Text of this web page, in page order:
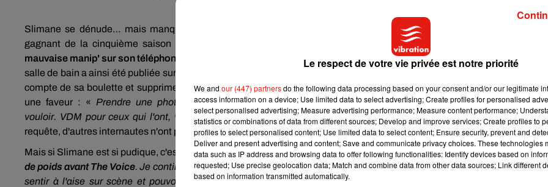
Slimane se dénude… mais manque de bol, seule une poignée de chanceux a eu l'occasion d'entrer dans l'intimité
gagnant de la cinquième saison de
Il y a quelques heures, l'interprète de
mauvaise manip' sur son téléphone . Une photo très sexy de lui dans un boxer de la marqueCalvin Klein
face au miroir de
salle de bain a ainsi été publiée sur les réseaux sociaux. Heureusement pour lui,
compte de sa boulette et supprime aussitôt le cliché assez intime. Il s'excuse ensuite auprès de ses fans et leur
une faveur : « Prendre une photo pour montrer à tes potes que tu as maigris et la publier surInstagramsans
vouloir. VDMpour ceux qui l'ont, veuillez ne pas la poster merci d'avance». Si la majorité de ses fans ont respecté
requête, d'autres internautes n'ont pas hésité à re-publier le cliché(ici).
Mais si Slimane est si pudique, c'est parce qu'il n'a pas toujours eu ce corps. «Je suis un ancien obèse, j'ai perdu
de poids avantThe Voice. Je continue à faire attention. C'est important pas spécialement pour me trouver beau, mais de
sentir à l'aise sur scène et pouvoir défendre mes chansons au maximum
Le respect de votre vie privée est notre priorité
We and our (447) partnersdo the following data processing based on your consent and/or our legitimate
access information on a device; Use limited data to select advertising; Create profiles for personalised
select personalised advertising; Measure advertising performance; Measure content performance;
statistics or combinations of data from different sources; Develop and improve services; Create profiles to
profiles to select personalised content; Use limited data to select content; Ensure security, prevent and
Deliver and present advertising and content; Save and communicate privacy choices. These technologies
data such as IP address and browsing data to offer following functionalities: Identify devices based on
requested; Use precise geolocation data; Match and combine data from other data sources; Link different
based on information transmitted automatically.